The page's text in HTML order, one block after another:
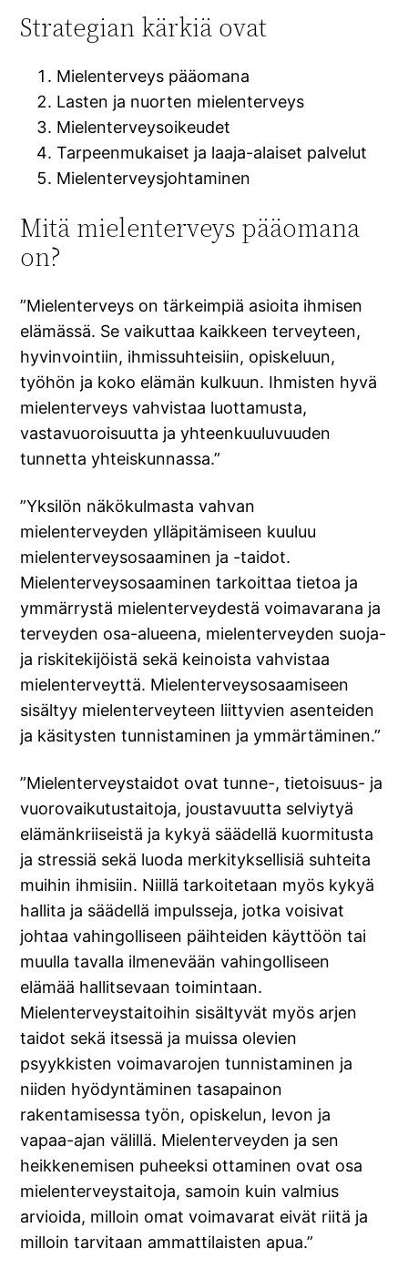
Strategian kärkiä ovat
Mielenterveys pääomana
Lasten ja nuorten mielenterveys
Mielenterveysoikeudet
Tarpeenmukaiset ja laaja-alaiset palvelut
Mielenterveysjohtaminen
Mitä mielenterveys pääomana
on?
”Mielenterveys on tärkeimpiä asioita ihmisen
elämässä. Se vaikuttaa kaikkeen terveyteen,
hyvinvointiin, ihmissuhteisiin, opiskeluun,
työhön ja koko elämän kulkuun. Ihmisten hyvä
mielenterveys vahvistaa luottamusta,
vastavuoroisuutta ja yhteenkuuluvuuden
tunnetta yhteiskunnassa.”
”Yksilön näkökulmasta vahvan
mielenterveyden ylläpitämiseen kuuluu
mielenterveysosaaminen ja -taidot.
Mielenterveysosaaminen tarkoittaa tietoa ja
ymmärrystä mielenterveydestä voimavarana ja
terveyden osa-alueena, mielenterveyden suoja-
ja riskitekijöistä sekä keinoista vahvistaa
mielenterveyttä. Mielenterveysosaamiseen
sisältyy mielenterveyteen liittyvien asenteiden
ja käsitysten tunnistaminen ja ymmärtäminen.”
”Mielenterveystaidot ovat tunne-, tietoisuus- ja
vuorovaikutustaitoja, joustavuutta selviytyä
elämänkriiseistä ja kykyä säädellä kuormitusta
ja stressiä sekä luoda merkityksellisiä suhteita
muihin ihmisiin. Niillä tarkoitetaan myös kykyä
hallita ja säädellä impulsseja, jotka voisivat
johtaa vahingolliseen päihteiden käyttöön tai
muulla tavalla ilmenevään vahingolliseen
elämää hallitsevaan toimintaan.
Mielenterveystaitoihin sisältyvät myös arjen
taidot sekä itsessä ja muissa olevien
psyykkisten voimavarojen tunnistaminen ja
niiden hyödyntäminen tasapainon
rakentamisessa työn, opiskelun, levon ja
vapaa-ajan välillä. Mielenterveyden ja sen
heikkenemisen puheeksi ottaminen ovat osa
mielenterveystaitoja, samoin kuin valmius
arvioida, milloin omat voimavarat eivät riitä ja
milloin tarvitaan ammattilaisten apua.”